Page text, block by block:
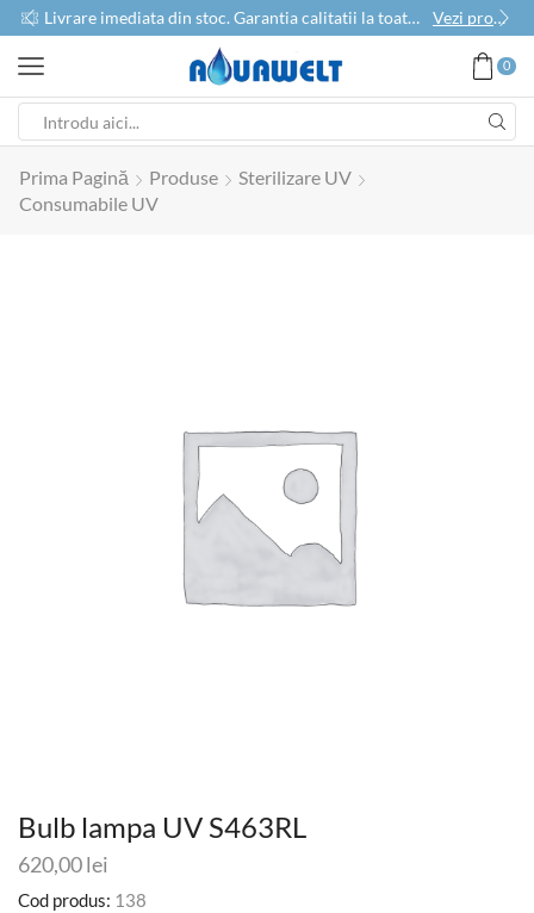
Livrare imediata din stoc. Garantia calitatii la toate produsele Vezi produse
0
Prima Pagină Produse
Sterilizare UV
Consumabile UV
Bulb lampa UV S463RL
620,00lei
Cod produs: 138